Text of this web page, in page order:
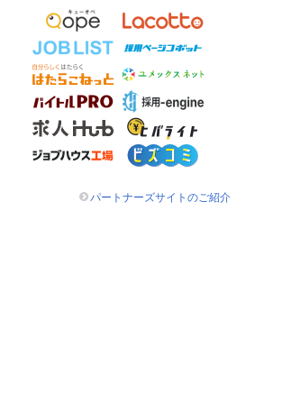
パートナーズサイトのご紹介